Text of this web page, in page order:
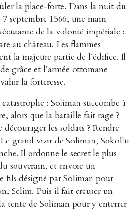
la place-forte. Dans la nuit du
septembre 1566, une main
de la volonté impériale :
au château. Les flammes
la majeure partie de l’édifice. Il
grâce et l’armée ottomane
la forteresse.
: Soliman succombe à
alors que la bataille fait rage ?
décourager les soldats ? Rendre
Le grand vizir de Soliman, Sokollu
Il ordonne le secret le plus
souverain, et envoie un
fils désigné par Soliman pour
Selim. Puis il fait creuser un
tente de Soliman pour y enterrer